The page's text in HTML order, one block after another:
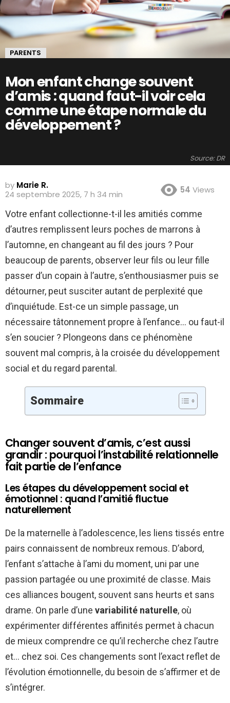
PARENTS
Mon enfant change souvent
d’amis : quand faut-il voir cela
comme une étape normale du
développement ?
Source: DR
by Marie R.
24 septembre 2025, 7 h 34 min
54 Views
Votre enfant collectionne-t-il les amitiés comme
d’autres remplissent leurs poches de marrons à
l’automne, en changeant au fil des jours ? Pour
beaucoup de parents, observer leur fils ou leur fille
passer d’un copain à l’autre, s’enthousiasmer puis se
détourner, peut susciter autant de perplexité que
d’inquiétude. Est-ce un simple passage, un
nécessaire tâtonnement propre à l’enfance… ou faut-il
s’en soucier ? Plongeons dans ce phénomène
souvent mal compris, à la croisée du développement
social et du regard parental.
Sommaire
Changer souvent d’amis, c’est aussi
grandir : pourquoi l’instabilité relationnelle
fait partie de l’enfance
Les étapes du développement social et
émotionnel : quand l’amitié fluctue
naturellement
De la maternelle à l’adolescence, les liens tissés entre
pairs connaissent de nombreux remous. D’abord,
l’enfant s’attache à l’ami du moment, uni par une
passion partagée ou une proximité de classe. Mais
ces alliances bougent, souvent sans heurts et sans
drame. On parle d’une variabilité naturelle, où
expérimenter différentes affinités permet à chacun
de mieux comprendre ce qu’il recherche chez l’autre
et… chez soi. Ces changements sont l’exact reflet de
l’évolution émotionnelle, du besoin de s’affirmer et de
s’intégrer.